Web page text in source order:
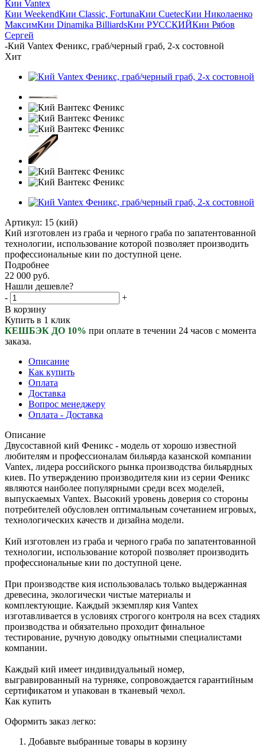
Кии Vantex
Кии WeekendКии Classic, FortunaКии CuetecКии Николаенко
МаксимКии Dinamika BilliardsКии РУССКИЙКии Рябов
Сергей
-Кий Vantex Феникс, граб/черный граб, 2-х состовной
Хит
Артикул: 15 (кий)
Кий изготовлен из граба и черного граба по запатентованной
технологии, использование которой позволяет производить
профессиональные кии по доступной цене.
Подробнее
22 000 руб.
Нашли дешевле?
-
+
В корзину
Купить в 1 клик
КЕШБЭК ДО 10% при оплате в течении 24 часов с момента
заказа.
Описание
Как купить
Оплата
Доставка
Вопрос менеджеру
Оплата - Доставка
Описание
Двусоставной кий Феникс - модель от хорошо известной
любителям и профессионалам бильярда казанской компании
Vantex, лидера российского рынка производства бильярдных
киев. По утверждению производителя кии из серии Феникс
являются наиболее популярными среди всех моделей,
выпускаемых Vantex. Высокий уровень доверия со стороны
потребителей обусловлен оптимальным сочетанием игровых,
технологических качеств и дизайна модели.
Кий изготовлен из граба и черного граба по запатентованной
технологии, использование которой позволяет производить
профессиональные кии по доступной цене.
При производстве кия использовалась только выдержанная
древесина, экологически чистые материалы и
комплектующие. Каждый экземпляр кия Vantex
изготавливается в условиях строгого контроля на всех стадиях
производства и обязательно проходит финальное
тестирование, ручную доводку опытными специалистами
компании.
Каждый кий имеет индивидуальный номер,
выгравированный на турняке, сопровождается гарантийным
сертификатом и упакован в тканевый чехол.
Как купить
Оформить заказ легко:
Добавьте выбранные товары в корзину